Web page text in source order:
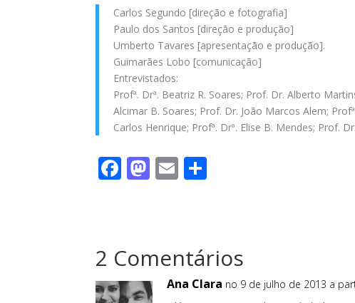
Carlos Segundo [direção e fotografia]
Paulo dos Santos [direção e produção]
Umberto Tavares [apresentação e produção].
Guimarães Lobo [comunicação]
Entrevistados:
Profª. Drª. Beatriz R. Soares; Prof. Dr. Alberto
Alcimar B. Soares; Prof. Dr. João Marcos Alem;
Carlos Henrique; Profª. Drª. Elise B. Mendes; Prof.
F
o
o
M
o
n
E
2 Comentários
Ana Clara no 9 de julho de 2013 a